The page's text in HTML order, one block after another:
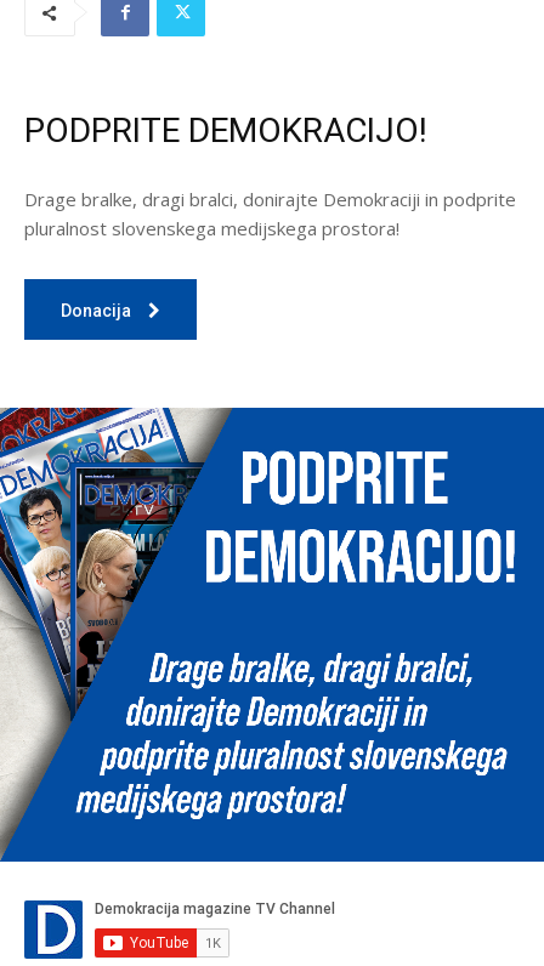
PODPRITE DEMOKRACIJO!
Drage bralke, dragi bralci, donirajte Demokraciji in podprite
pluralnost slovenskega medijskega prostora!
Donacija